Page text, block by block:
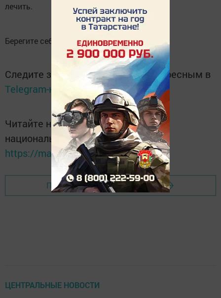
лечить.
Берегите себя.
Следите за самым важным и интересным в
Telegram-каналеТатмедиа
Читайте новости Татарстана в
национальном мессенджере MАХ:
https://max.ru/tatmedia
Перейти на страницу новости
ЦЕНТРАЛЬНЫЕ НОВОСТИ